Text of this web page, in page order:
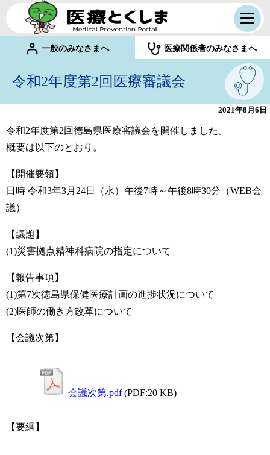
一般のみなさまへ 医療関係者のみなさまへ
令和2年度第2回医療審議会
2021年8月6日
令和2年度第2回徳島県医療審議会を開催しました。
概要は以下のとおり。
【開催要領】
日時 令和3年3月24日（水）午後7時～午後8時30分（WEB会
議）
【議題】
(1)災害拠点精神科病院の指定について
【報告事項】
(1)第7次徳島県保健医療計画の進捗状況について
(2)医師の働き方改革について
【会議次第】
会議次第.pdf (PDF:20 KB)
【要綱】